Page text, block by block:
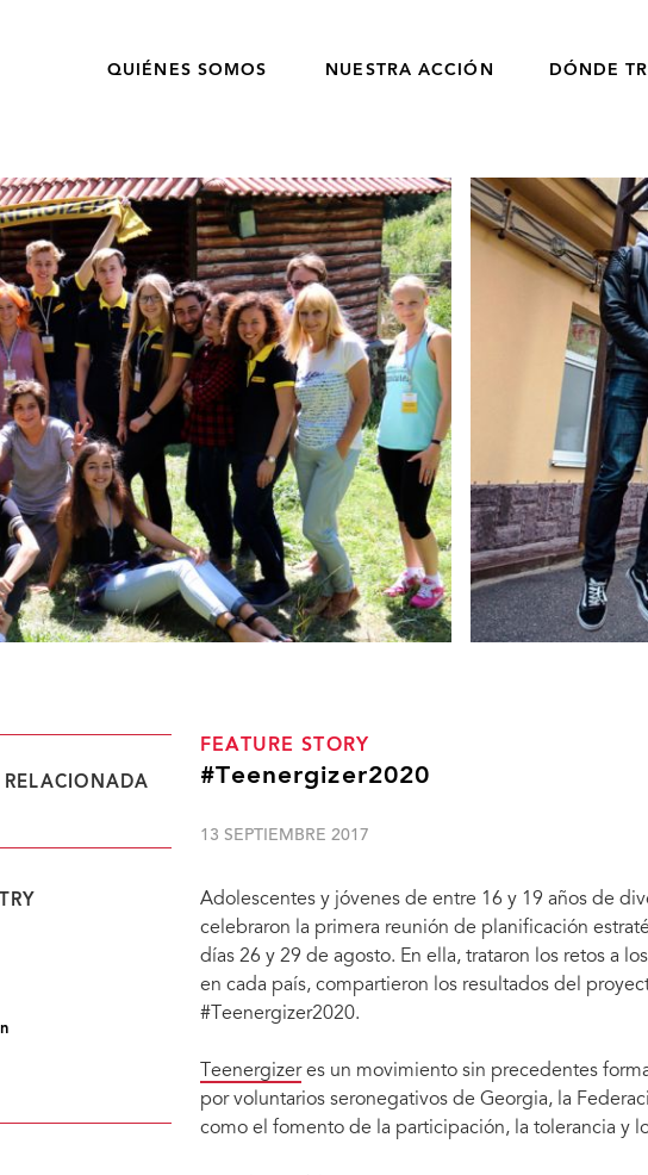
QUIÉNES SOMOS NUESTRA ACCIÓN DÓNDE
estratégica de Teenergizer en Agheveran (Armenia). El equipo de Teenergizer
FEATURE STORY
#Teenergizer2020
13 SEPTIEMBRE 2017
Adolescentes y jóvenes de entre 16 y 19 años de
celebraron la primera reunión de planificación
días 26 y 29 de agosto. En ella, trataron los retos a
en cada país, compartieron los resultados del
#Teenergizer2020.
Teenergizeres un movimiento sin precedentes
por voluntarios seronegativos de Georgia, la
como el fomento de la participación, la tolerancia y
RELACIONADA